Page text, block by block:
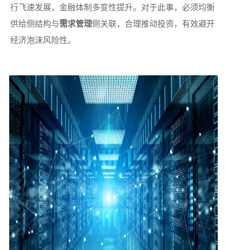
行飞速发展，金融体制多变性提升。对于此事，必须均衡
供给侧结构与需求管理侧关联，合理推动投资，有效避开
经济泡沫风险性。